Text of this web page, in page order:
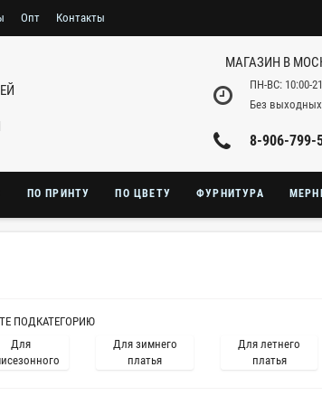
Опт Контакты
МАГАЗИН В
ПН-ВС: 10:00-
Без выходных
8-906-799-
ПО ПРИНТУ ПО ЦВЕТУ ФУРНИТУРА
ПОДКАТЕГОРИЮ
Для
Для зимнего
платья
Для летнего
платья